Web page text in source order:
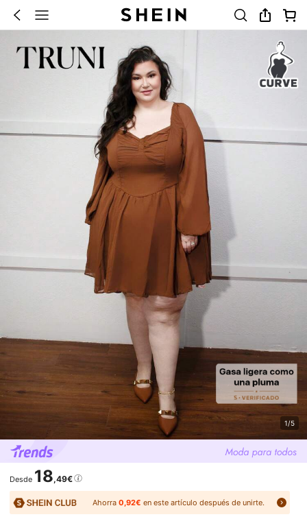
1/5
Desde 18,49€
Ahorra0,92€ en este artículo después de unirte.